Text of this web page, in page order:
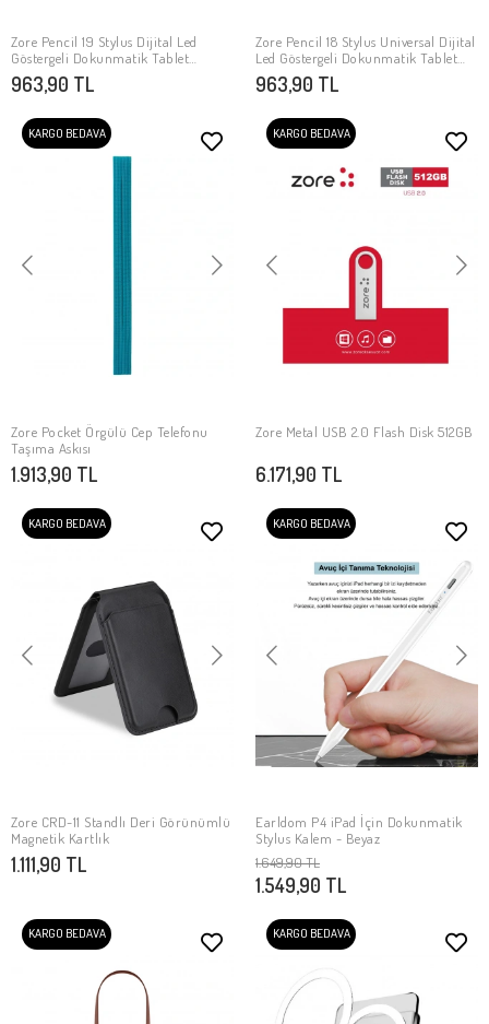
SEPETE EKLE
Zore Pencil 19 Stylus Dijital Led
Göstergeli Dokunmatik Tablet
Kalemi
963,90 TL
SEPETE EKLE
Zore Pencil 18 Stylus Universal Dijital
Led Göstergeli Dokunmatik Tablet
Kalemi
963,90 TL
KARGO BEDAVA
SEPETE EKLE
Zore Pocket Örgülü Cep Telefonu
Taşıma Askısı
1.913,90 TL
KARGO BEDAVA
SEPETE EKLE
Zore Metal USB 2.0 Flash Disk 512GB
6.171,90 TL
KARGO BEDAVA
SEPETE EKLE
Zore CRD-11 Standlı Deri Görünümlü
Magnetik Kartlık
1.111,90 TL
KARGO BEDAVA
SEPETE EKLE
Earldom P4 iPad İçin Dokunmatik
Stylus Kalem - Beyaz
1.649,90 TL
1.549,90 TL
KARGO BEDAVA KARGO BEDAVA